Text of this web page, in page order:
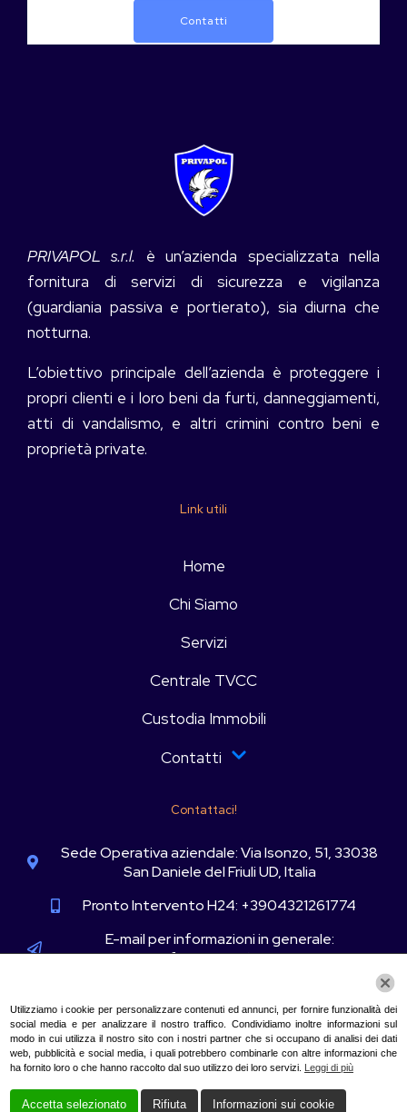
Contatti
PRIVAPOL s.r.l.
è un’azienda specializzata nella
fornitura di servizi di sicurezza e vigilanza
(guardiania passiva e portierato), sia diurna che
notturna.
L’obiettivo principale dell’azienda è proteggere i
propri clienti e i loro beni da furti, danneggiamenti,
atti di vandalismo, e altri crimini contro beni e
proprietà private.
Link utili
Home
Chi Siamo
Servizi
Centrale TVCC
Custodia Immobili
Contatti
Contattaci!
Sede Operativa aziendale: Via Isonzo, 51, 33038
San Daniele del Friuli UD, Italia
Pronto Intervento H24: +3904321261774
E-mail per informazioni in generale:
info@privapol.com
commerciale@privapol.com
Informazioni amministrative:
amministrazione@privapol.com
Il supporto telefonico è attivo dal Lunedì al
Utilizziamo i cookie per personalizzare contenuti ed annunci, per fornire funzionalità dei
social media e per analizzare il nostro traffico. Condividiamo inoltre informazioni sul
modo in cui utilizza il nostro sito con i nostri partner che si occupano di analisi dei dati
web, pubblicità e social media, i quali potrebbero combinarle con altre informazioni che
ha fornito loro o che hanno raccolto dal suo utilizzo dei loro servizi. Leggi di più
Accetta selezionato Rifiuta Informazioni sui cookie